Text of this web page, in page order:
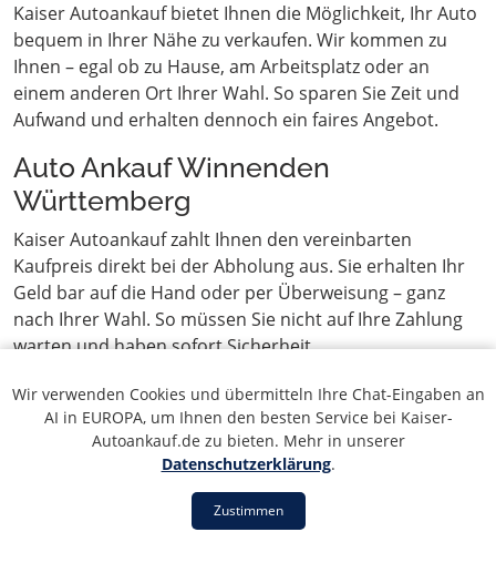
Kaiser Autoankauf bietet Ihnen die Möglichkeit, Ihr Auto
bequem in Ihrer Nähe zu verkaufen. Wir kommen zu
Ihnen – egal ob zu Hause, am Arbeitsplatz oder an
einem anderen Ort Ihrer Wahl. So sparen Sie Zeit und
Aufwand und erhalten dennoch ein faires Angebot.
Auto Ankauf Winnenden
Württemberg
Kaiser Autoankauf zahlt Ihnen den vereinbarten
Kaufpreis direkt bei der Abholung aus. Sie erhalten Ihr
Geld bar auf die Hand oder per Überweisung – ganz
nach Ihrer Wahl. So müssen Sie nicht auf Ihre Zahlung
warten und haben sofort Sicherheit.
Inhaltsverzeichnis: Alles zum
Autoankauf in Winnenden
Wir verwenden Cookies und übermitteln Ihre Chat-Eingaben an
AI in EUROPA, um Ihnen den besten Service bei Kaiser-
Autoankauf.de zu bieten. Mehr in unserer
Datenschutzerklärung.
Zustimmen